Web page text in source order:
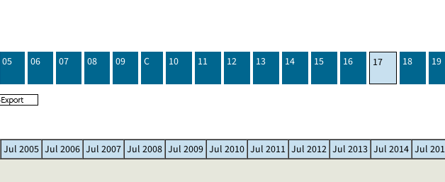
05 06 07 08 09 C 10 11 12 13 14 15 16 17 18 19
Jul 2005 Jul 2006 Jul 2007 Jul 2008 Jul 2009 Jul 2010 Jul 2011 Jul 2012 Jul 2013 Jul 2014 Jul